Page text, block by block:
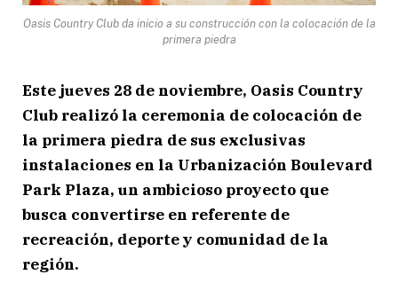
Oasis Country Club da inicio a su construcción con la colocación de la
primera piedra
Este jueves 28 de noviembre, Oasis Country
Club realizó la ceremonia de colocación de
la primera piedra de sus exclusivas
instalaciones en la Urbanización Boulevard
Park Plaza, un ambicioso proyecto que
busca convertirse en referente de
recreación, deporte y comunidad de la
región.